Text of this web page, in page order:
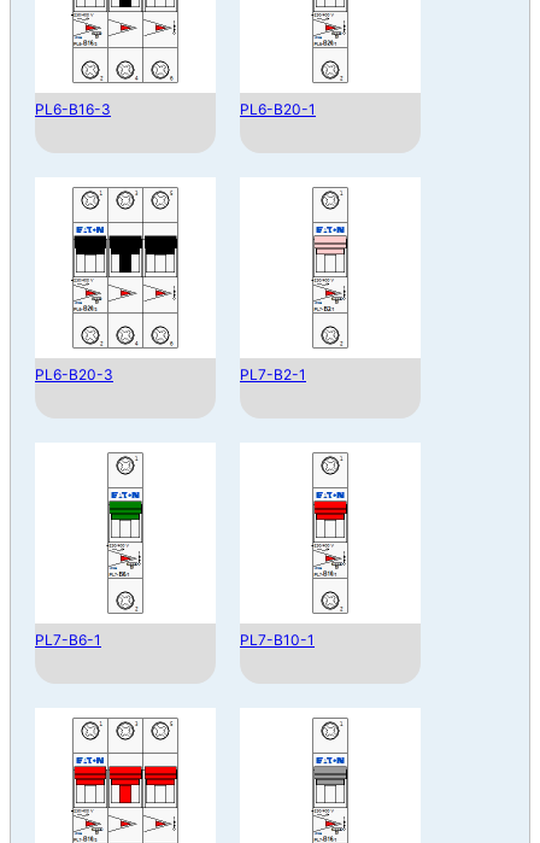
PL6-B16-3 PL6-B20-1
PL6-B20-3 PL7-B2-1
PL7-B6-1 PL7-B10-1